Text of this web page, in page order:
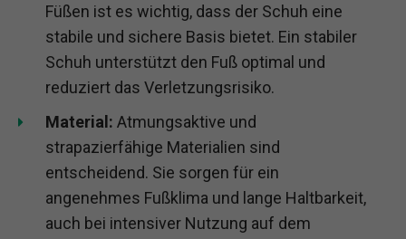
Füßen ist es wichtig, dass der Schuh eine
stabile und sichere Basis bietet. Ein stabiler
Schuh unterstützt den Fuß optimal und
reduziert das Verletzungsrisiko.
Material: Atmungsaktive und
strapazierfähige Materialien sind
entscheidend. Sie sorgen für ein
angenehmes Fußklima und lange Haltbarkeit,
auch bei intensiver Nutzung auf dem